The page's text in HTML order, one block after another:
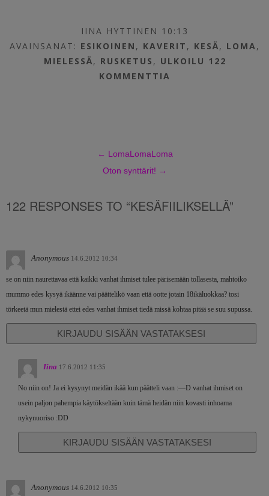
IINA HYTTINEN 10:13
AVAINSANAT: ESIKOINEN , KAVERIT , KESÄ, LOMA,
MIELESSÄ, RUSKETUS , ULKOILU 122
KOMMENTTIA
← LomaLomaLoma
Oton synttärit! →
122 RESPONSES TO “KESÄFIILIKSELLÄ”
Anonymous 14.6.2012 10:34
se on niin naurettavaa että kaikki vanhat ihmiset tulee pärisemään tollasesta, mahtoiko
mummo edes kysyä ikäänne vai päättelikö vaan että ootte jotain 18ikäluokkaa? tosi
törkeetä mun mielestä ettei edes vanhat ihmiset tiedä missä kohtaa pitää se suu supussa.
KIRJAUDU SISÄÄN VASTATAKSESI
Iina 17.6.2012 11:35
No niin on! Ja ei kysynyt meidän ikää kun päätteli vaan :—D vanhat ihmiset on
usein paljon pahempia käytökseltään kuin tämä heidän niin kovasti inhoama
nykynuoriso :DD
KIRJAUDU SISÄÄN VASTATAKSESI
Anonymous 14.6.2012 10:35